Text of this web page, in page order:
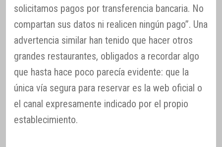
solicitamos pagos por transferencia bancaria. No
compartan sus datos ni realicen ningún pago”. Una
advertencia similar han tenido que hacer otros
grandes restaurantes, obligados a recordar algo
que hasta hace poco parecía evidente: que la
única vía segura para reservar es la web oficial o
el canal expresamente indicado por el propio
establecimiento.